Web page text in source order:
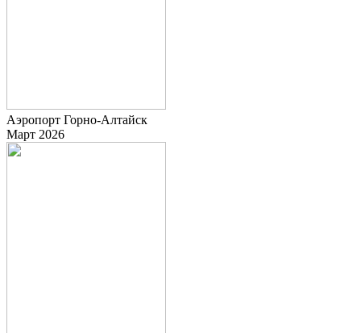
Аэропорт Горно-Алтайск
Март 2026